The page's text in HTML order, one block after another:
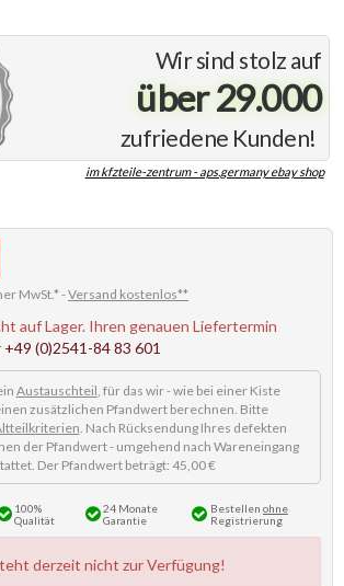
Wir sind stolz auf
über 29.000
zufriedene Kunden!
im kfzteile-zentrum - aps.germany ebay shop
MwSt.* -Versand kostenlos**
auf Lager. Ihren genauen Liefertermin
+49 (0)2541-84 83 601
Austauschteil , für das wir - wie bei einer Kiste
zusätzlichen Pfandwert berechnen. Bitte
. Nach Rücksendung Ihres defekten
der Pfandwert - umgehend nach Wareneingang
Der Pfandwert beträgt: 45,00 €
100%
Qualität
24 Monate
Garantie
Bestellen ohne
Registrierung
derzeit nicht zur Verfügung!